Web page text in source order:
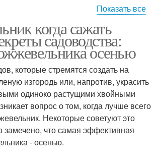
мужского здоровья
Показать все
когда сажать
садоводства:
осенью
которые стремятся создать на
изгородь или, напротив, украсить
одиноко растущими хвойными
вопрос о том, когда лучше всего
Некоторые советуют это
замечено, что самая эффективная
- осенью.